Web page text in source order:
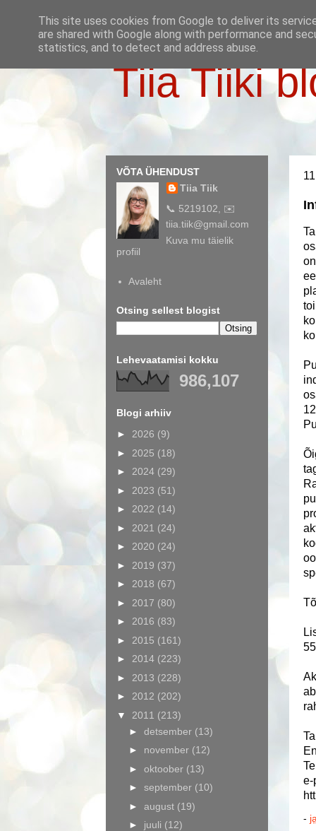
Tiia Tiiki
e-
-
VÕTA ÜHENDUST
Tiia Tiik
📞 5219102, ✉️
tiia.tiik@gmail.com
Kuva mu täielik
profiil
Avaleht
Otsing sellest blogist
Lehevaatamisi kokku
986,107
Blogi arhiiv
► 2026 (9)
► 2025 (18)
► 2024 (29)
► 2023 (51)
► 2022 (14)
► 2021 (24)
► 2020 (24)
► 2019 (37)
► 2018 (67)
► 2017 (80)
► 2016 (83)
► 2015 (161)
► 2014 (223)
► 2013 (228)
► 2012 (202)
▼ 2011 (213)
► detsember (13)
► november (12)
► oktoober (13)
► september (10)
► august (19)
► juuli (12)
This site uses cookies from Google to deliver its
are shared with Google along with performance and
statistics, and to detect and address abuse.